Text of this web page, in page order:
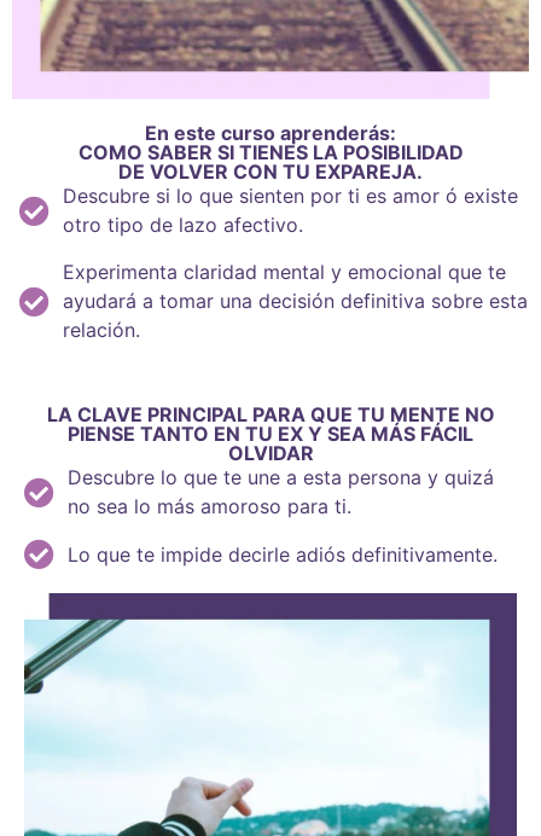
En este curso aprenderás:
COMO SABER SI TIENES LA POSIBILIDAD
DE VOLVER CON TU EXPAREJA.
Descubre si lo que sienten por ti es amor ó existe
otro tipo de lazo afectivo.
Experimenta claridad mental y emocional que te
ayudará a tomar una decisión definitiva sobre esta
relación.
LA CLAVE PRINCIPAL PARA QUE TU MENTE NO
PIENSE TANTO EN TU EX Y SEA MÁS FÁCIL
OLVIDAR
Descubre lo que te une a esta persona y quizá
no sea lo más amoroso para ti.
Lo que te impide decirle adiós definitivamente.